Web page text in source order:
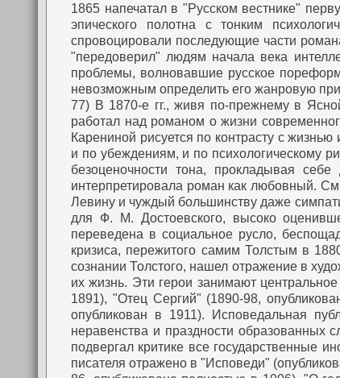
1865 напечатал в "Русском вестнике"
эпического полотна с тонким
спровоцировали последующие части
"передоверил" людям начала века
проблемы, волновавшие русское
невозможным определить его жанровую
77) В 1870-е гг., живя по-прежнему в
работал над романом о жизни
Карениной рисуется по контрасту с
и по убеждениям, и по психологическому
безоценочности тона, прокладывая
интерпретировала роман как любовный.
Левину и чуждый большинству даже
для Ф. М. Достоевского, высоко
переведена в социальное русло,
кризиса, пережитого самим Толстым в
сознании Толстого, нашел отражение в
их жизнь. Эти герои занимают
1891), "Отец Сергий" (1890-98,
опубликован в 1911). Исповедальная
неравенства и праздности
подвергал критике все государственные
писателя отражено в "Исповеди"